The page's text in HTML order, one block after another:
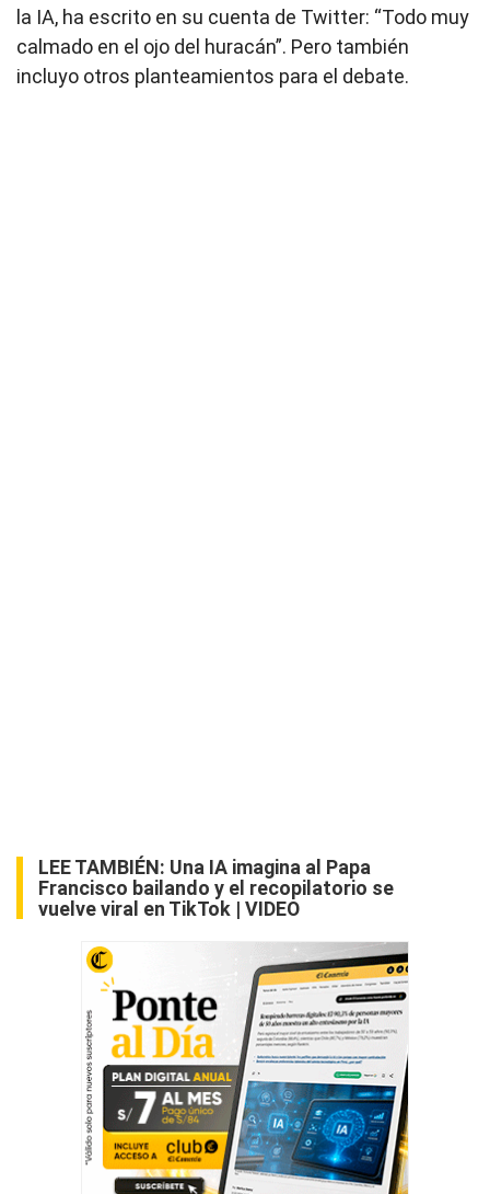
la IA, ha escrito en su cuenta de Twitter: “Todo muy
calmado en el ojo del huracán”. Pero también
incluyo otros planteamientos para el debate.
LEE TAMBIÉN: Una IA imagina al Papa
Francisco bailando y el recopilatorio se
vuelve viral en TikTok | VIDEO